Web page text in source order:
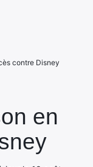
en
contre Disney